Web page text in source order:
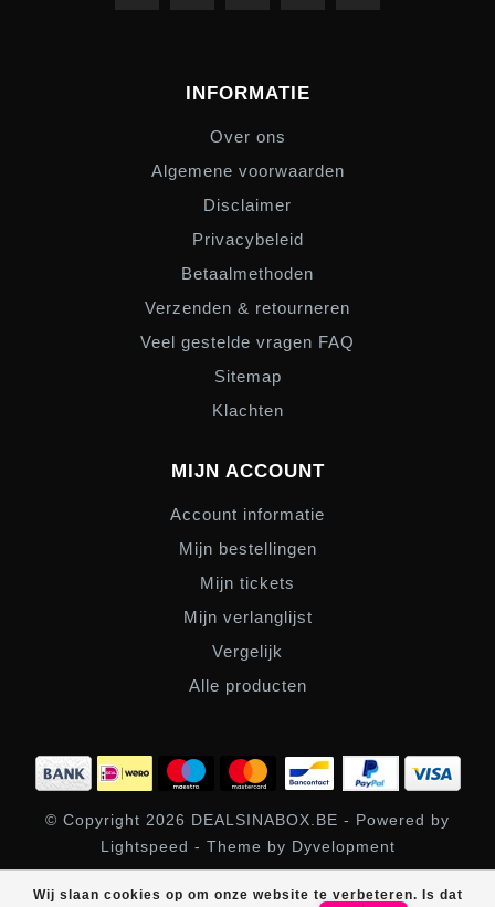
Wij slaan cookies op om onze website te verbeteren. Is dat
INFORMATIE
Over ons
Algemene voorwaarden
Disclaimer
Privacybeleid
Betaalmethoden
Verzenden & retourneren
Veel gestelde vragen FAQ
Sitemap
Klachten
MIJN ACCOUNT
Account informatie
Mijn bestellingen
Mijn tickets
Mijn verlanglijst
Vergelijk
Alle producten
© Copyright 2026 DEALSINABOX.BE - Powered by
Lightspeed - Theme by Dyvelopment
SHOPBOX klantbeoordelingen at